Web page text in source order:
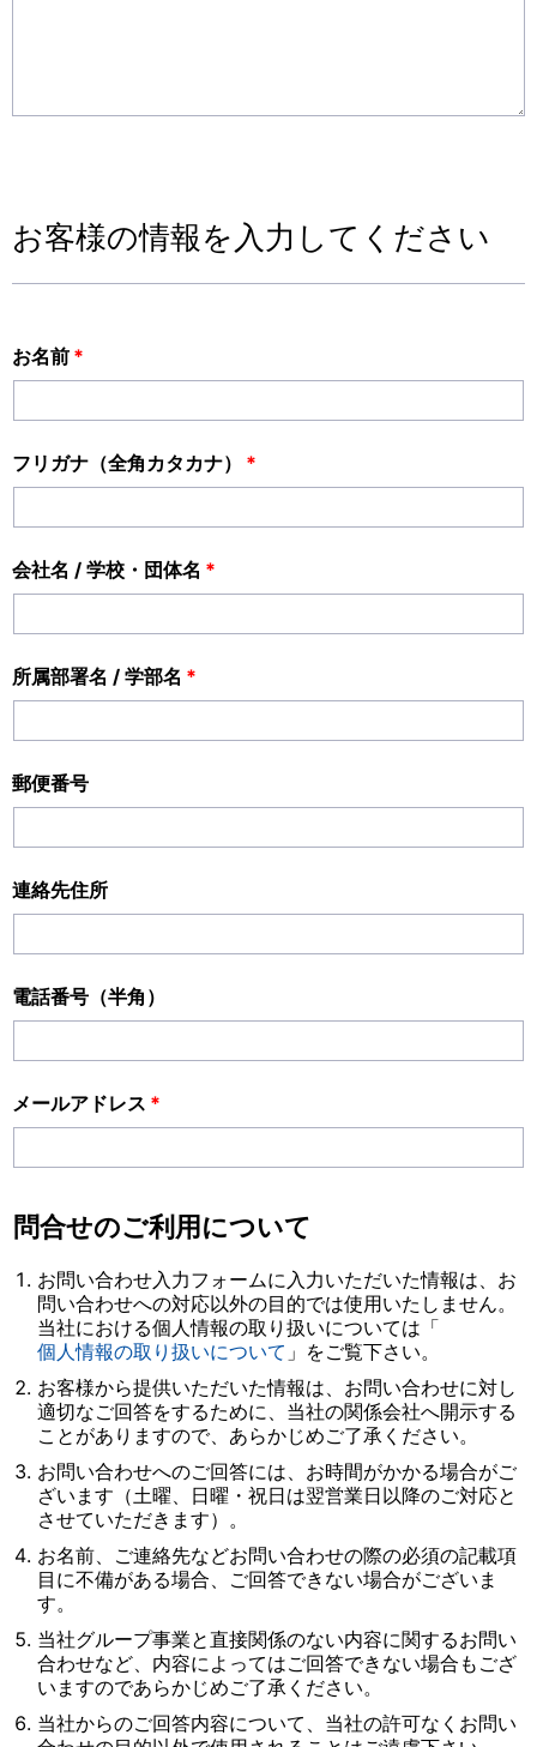
お客様の情報を入力してください
お名前 *
フリガナ（全角カタカナ） *
会社名 / 学校・団体名 *
所属部署名 / 学部名 *
郵便番号
連絡先住所
電話番号（半角）
メールアドレス *
問合せのご利用について
お問い合わせ入力フォームに入力いただいた情報は、お
問い合わせへの対応以外の目的では使用いたしません。
当社における個人情報の取り扱いについては「
個人情報の取り扱いについて 」をご覧下さい。
お客様から提供いただいた情報は、お問い合わせに対し
適切なご回答をするために、当社の関係会社へ開示する
ことがありますので、あらかじめご了承ください。
お問い合わせへのご回答には、お時間がかかる場合がご
ざいます（土曜、日曜・祝日は翌営業日以降のご対応と
させていただきます）。
お名前、ご連絡先などお問い合わせの際の必須の記載項
目に不備がある場合、ご回答できない場合がございま
す。
当社グループ事業と直接関係のない内容に関するお問い
合わせなど、内容によってはご回答できない場合もござ
いますのであらかじめご了承ください。
当社からのご回答内容について、当社の許可なくお問い